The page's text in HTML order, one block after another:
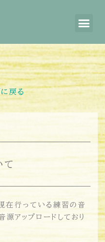
に戻る
て
在行っている練習の音
アップロードしており